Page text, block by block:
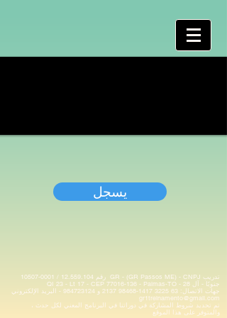
يسجل
تدريب GR - (GR Passos ME) - CNPJ رقم 12.559.104
/
0001-10507
جنوبًا - آل 28 - QI 23 - Lt 17 - CEP
77016-136 - Palmas-TO
جهات الاتصال: 63 3225 1417-98468
984723124 - البريد الإلكتروني
gr1treinamento@gmail.com
تم تحديد شروط المشاركة في دوراتنا في البرنامج المعني لكل حدث ،
والمتوفر على هذا الموقع